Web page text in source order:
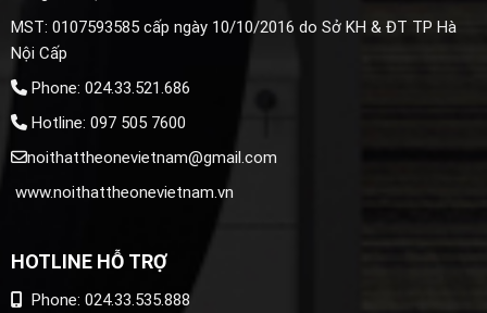
MST: 0107593585 cấp ngày 10/10/2016 do Sở KH & ĐT TP Hà
Nội Cấp
Phone: 024.33.521.686
Hotline: 097 505 7600
noithattheonevietnam@gmail.com
www.noithattheonevietnam.vn
HOTLINE HỖ TRỢ
Phone: 024.33.535.888